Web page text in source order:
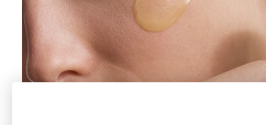
Dunkle Flecken und ungleichmäßiger
Poren